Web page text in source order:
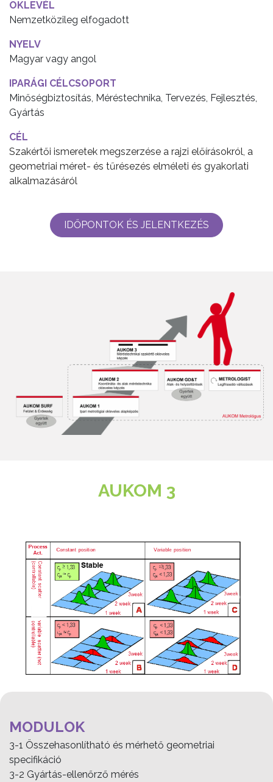
OKLEVÉL
Nemzetközileg elfogadott
NYELV
Magyar vagy angol
IPARÁGI CÉLCSOPORT
Minőségbiztosítás, Méréstechnika, Tervezés, Fejlesztés,
Gyártás
CÉL
Szakértői ismeretek megszerzése a rajzi előírásokról, a
geometriai méret- és tűrésezés elméleti és gyakorlati
alkalmazásáról
IDŐPONTOK ÉS JELENTKEZÉS
AUKOM 3
MODULOK
3-1 Összehasonlítható és mérhető geometriai
specifikáció
3-2 Gyártás-ellenőrző mérés